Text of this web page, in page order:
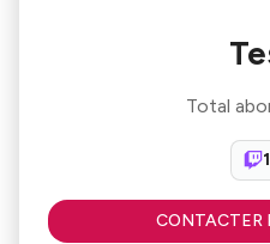
Total
CONTACTER